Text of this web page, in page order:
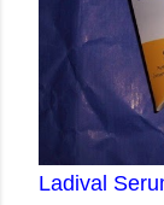
Ladival